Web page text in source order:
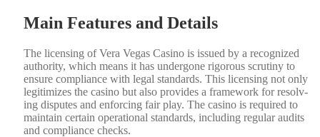
Main Features and Details
The licens­ing of Vera Vegas Casi­no is issued by a rec­og­nized
author­i­ty, which means it has under­gone rig­or­ous scruti­ny to
ensure com­pli­ance with legal stan­dards. This licens­ing not only
legit­imizes the casi­no but also pro­vides a frame­work for resolv­
ing dis­putes and enforc­ing fair play. The casi­no is required to
main­tain cer­tain oper­a­tional stan­dards, includ­ing reg­u­lar audits
and com­pli­ance checks.